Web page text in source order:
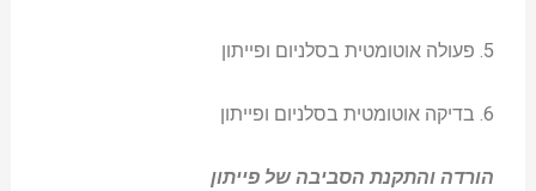
5. פעולה אוטומטית בסלניום ופייתון
6. בדיקה אוטומטית בסלניום ופייתון
הורדה והתקנת הסביבה של פייתון